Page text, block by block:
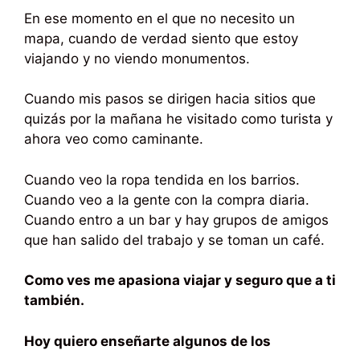
En ese momento en el que no necesito un
mapa, cuando de verdad siento que estoy
viajando y no viendo monumentos.
Cuando mis pasos se dirigen hacia sitios que
quizás por la mañana he visitado como turista y
ahora veo como caminante.
Cuando veo la ropa tendida en los barrios.
Cuando veo a la gente con la compra diaria.
Cuando entro a un bar y hay grupos de amigos
que han salido del trabajo y se toman un café.
Como ves me apasiona viajar y seguro que a ti
también.
Hoy quiero enseñarte algunos de los